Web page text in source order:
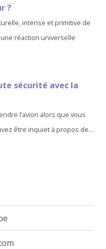
?
intense et primitive de
réaction universelle
sécurité avec la
l’avion alors que vous
être inquiet à propos de...